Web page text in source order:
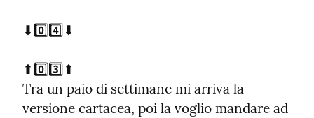
⬇️0️⃣4️⃣⬇️
⬆️0️⃣3️⃣⬆️
Tra un paio di settimane mi arriva la
versione cartacea, poi la voglio mandare ad